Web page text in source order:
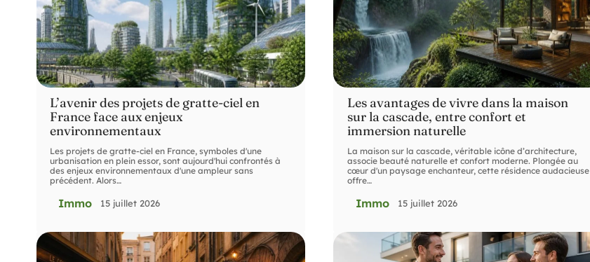
L’avenir des projets de gratte-ciel en
France face aux enjeux
environnementaux
Les projets de gratte-ciel en France, symboles d'une
urbanisation en plein essor, sont aujourd'hui confrontés à
des enjeux environnementaux d'une ampleur sans
précédent. Alors…
Immo 15 juillet 2026
Les avantages de vivre dans la maison
sur la cascade, entre confort et
immersion naturelle
La maison sur la cascade, véritable icône d’architecture,
associe beauté naturelle et confort moderne. Plongée au
cœur d'un paysage enchanteur, cette résidence audacieuse
offre…
Immo 15 juillet 2026